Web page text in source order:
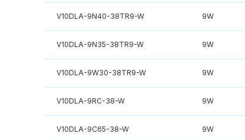
V10DLA-9N40-38TR9-W 9W
V10DLA-9N35-38TR9-W 9W
V10DLA-9W30-38TR9-W 9W
V10DLA-9RC-38-W 9W
V10DLA-9C65-38-W 9W